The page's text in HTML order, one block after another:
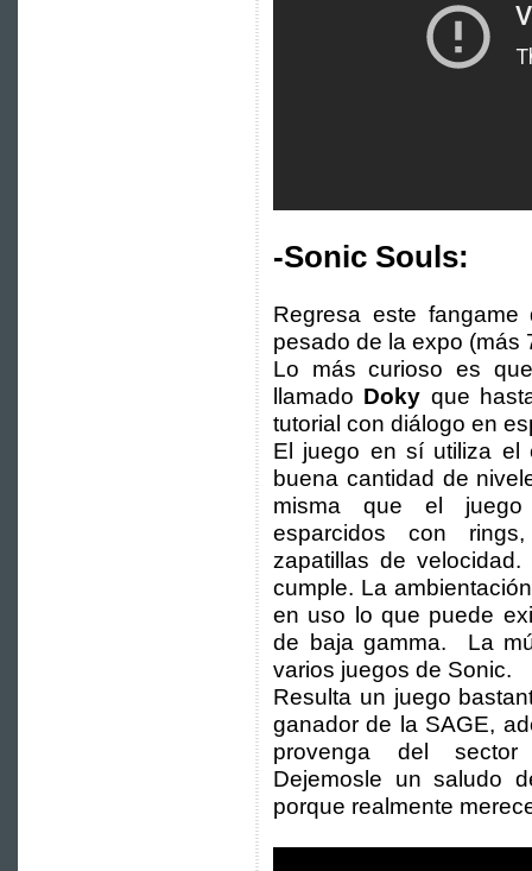
-Sonic Souls:
Regresa este
pesado de la expo (más
Lo más curioso es
llamado Doky que
tutorial con diálogo en
El juego en sí utiliza el
buena cantidad de
misma que el juego
esparcidos con
zapatillas de
cumple. La
en uso lo que puede
de baja gamma. La
varios juegos de Sonic.
Resulta un juego
ganador de la SAGE,
provenga del sector
Dejemosle un saludo
porque realmente